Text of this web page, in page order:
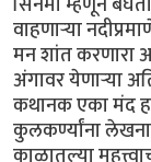
वाहणाऱ्या
मन शांत करणारा
अंगावर येणाऱ्या
कथानक एका मंद
कुलकर्ण्यांना